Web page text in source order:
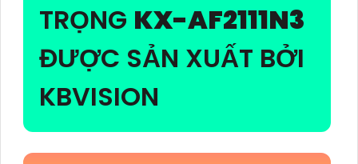
TRỌNG KX-AF2111N3
ĐƯỢC SẢN XUẤT BỞI
KBVISION